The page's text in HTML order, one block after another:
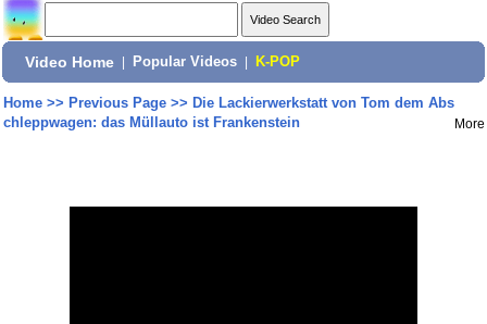
Video Home Popular Videos K-POP
Home>> Previous Page>> Die Lackierwerkstatt von Tom dem Abs
chleppwagen: das Müllauto ist Frankenstein
More